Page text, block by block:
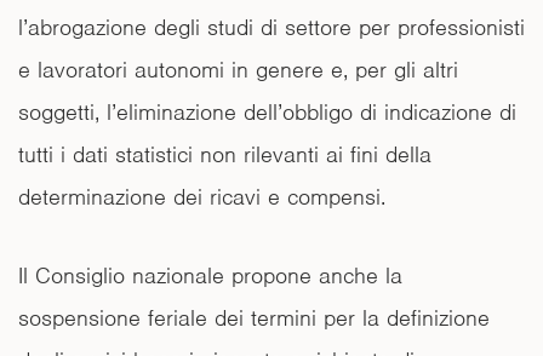
l’abrogazione degli studi di settore per professionisti
e lavoratori autonomi in genere e, per gli altri
soggetti, l’eliminazione dell’obbligo di indicazione di
tutti i dati statistici non rilevanti ai fini della
determinazione dei ricavi e compensi.
Il Consiglio nazionale propone anche la
sospensione feriale dei termini per la definizione